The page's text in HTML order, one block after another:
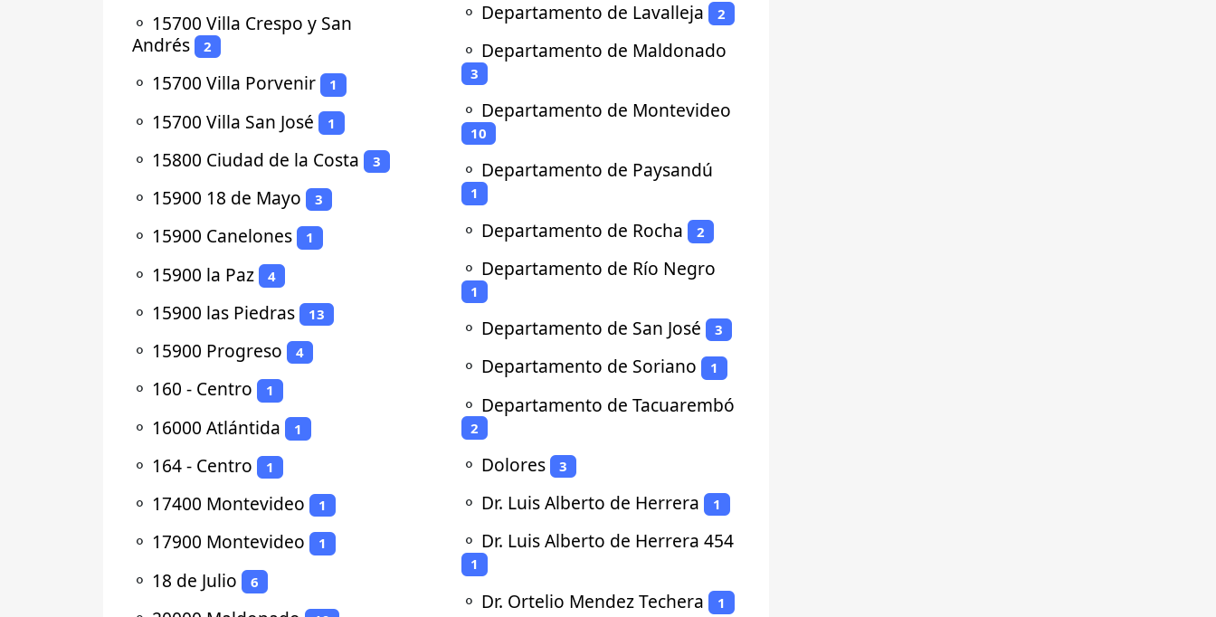
⚬ 15700 Villa Crespo y San
Andrés
2
⚬ 15700 Villa Porvenir 1
⚬ 15700 Villa San José 1
⚬ 15800 Ciudad de la Costa 3
⚬ 15900 18 de Mayo 3
⚬ 15900 Canelones 1
⚬ 15900 la Paz 4
⚬ 15900 las Piedras 13
⚬ 15900 Progreso 4
⚬ 160 - Centro 1
⚬ 16000 Atlántida 1
⚬ 164 - Centro 1
⚬ 17400 Montevideo 1
⚬ 17900 Montevideo 1
⚬ 18 de Julio 6
⚬ Departamento de Lavalleja 2
⚬ Departamento de Maldonado
3
⚬ Departamento de Montevideo
10
⚬ Departamento de Paysandú
1
⚬ Departamento de Rocha 2
⚬ Departamento de Río Negro
1
⚬ Departamento de San José 3
⚬ Departamento de Soriano 1
⚬ Departamento de Tacuarembó
2
⚬ Dolores 3
⚬ Dr. Luis Alberto de Herrera 1
⚬ Dr. Luis Alberto de Herrera 454
1
⚬ Dr. Ortelio Mendez Techera 1